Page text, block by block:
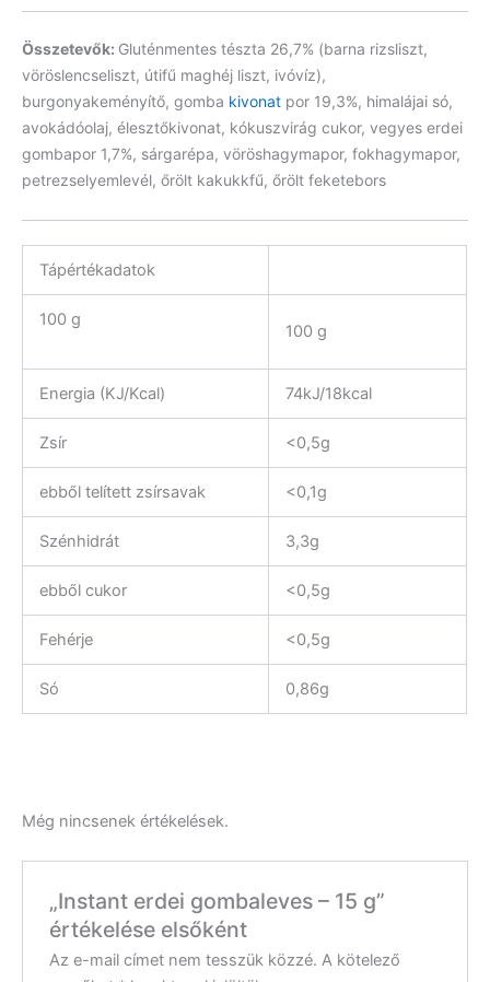
Összetevők: Gluténmentes tészta 26,7% (barna rizsliszt,
vöröslencseliszt, útifű maghéj liszt, ivóvíz),
burgonyakeményítő, gomba kivonat por 19,3%, himalájai só,
avokádóolaj, élesztőkivonat, kókuszvirág cukor, vegyes erdei
gombapor 1,7%, sárgarépa, vöröshagymapor, fokhagymapor,
petrezselyemlevél, őrölt kakukkfű, őrölt feketebors
Tápértékadatok
100 g
100 g
Energia (KJ/Kcal) 74kJ/18kcal
Zsír <0,5g
ebből telített zsírsavak <0,1g
Szénhidrát 3,3g
ebből cukor <0,5g
Fehérje <0,5g
Só 0,86g
Még nincsenek értékelések.
„Instant erdei gombaleves – 15 g”
értékelése elsőként
Az e-mail címet nem tesszük közzé. A kötelező